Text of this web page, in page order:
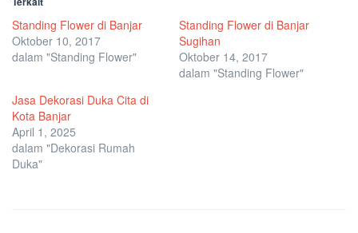
Standing Flower di Banjar
Oktober 10, 2017
dalam "Standing Flower"
Standing Flower di Banjar
Sugihan
Oktober 14, 2017
dalam "Standing Flower"
Jasa Dekorasi Duka Cita di
Kota Banjar
April 1, 2025
dalam "Dekorasi Rumah
Duka"